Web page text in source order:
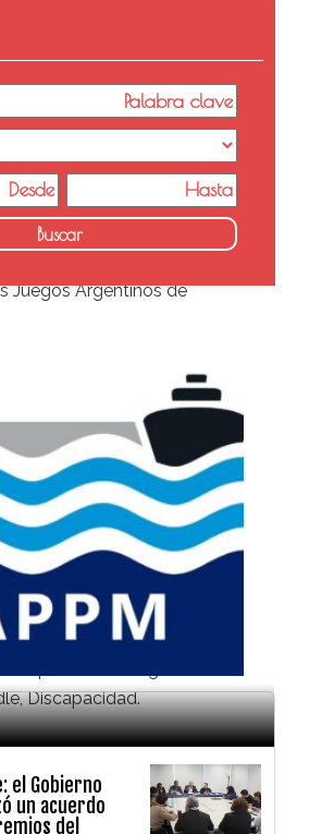
y la Agencia de
Juegos Argentinos de
el presidente de
Además de la
con trasmisiones en
durante cada
de que va a haber un
en Aguas
Discapacidad.
el Gobierno
un acuerdo
del